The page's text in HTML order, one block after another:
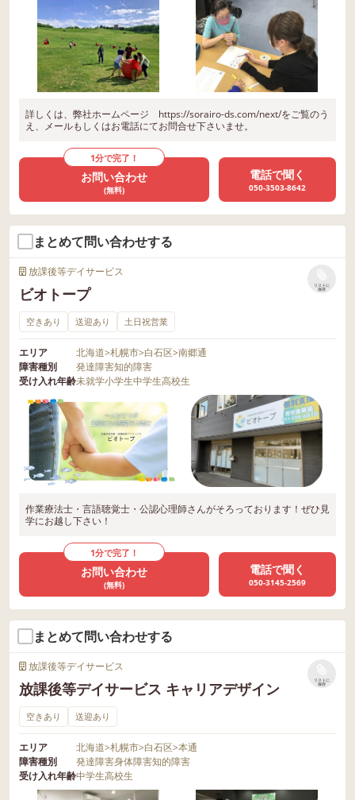
詳しくは、弊社ホームページ https://sorairo-ds.com/next/をご覧のう
え、メールもしくはお電話にてお問合せ下さいませ。
1分で完了！
お問い合わせ
(無料)
電話で聞く
050-3503-8642
まとめて問い合わせする
放課後等デイサービス
ビオトープ
リストに
保存
空きあり 送迎あり 土日祝営業
エリア 北海道>札幌市>白石区>南郷通
障害種別
発達障害知的障害
受け入れ年齢未就学小学生中学生高校生
作業療法士・言語聴覚士・公認心理師さんがそろっております！ぜひ見
学にお越し下さい！
1分で完了！
お問い合わせ
(無料)
電話で聞く
050-3145-2569
まとめて問い合わせする
放課後等デイサービス
放課後等デイサービス キャリアデザイン
リストに
保存
空きあり 送迎あり
エリア 北海道>札幌市>白石区>本通
障害種別
発達障害身体障害知的障害
受け入れ年齢中学生高校生